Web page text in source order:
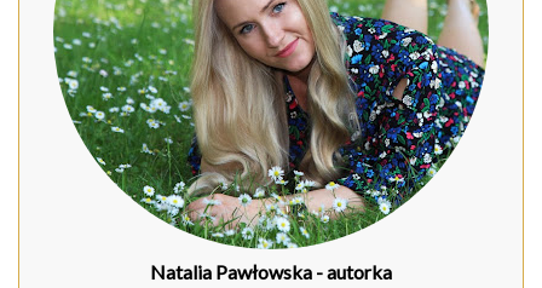
Natalia Pawłowska - autorka